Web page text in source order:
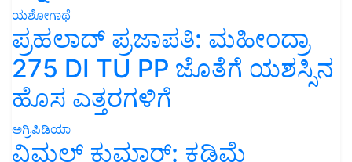
ಯಶೋಗಾಥೆ
ಪ್ರಹಲಾದ್ ಪ್ರಜಾಪತಿ: ಮಹೀಂದ್ರಾ
275 DI TU PP ಜೊತೆಗೆ ಯಶಸ್ಸಿನ
ಹೊಸ ಎತ್ತರಗಳಿಗೆ
ಅಗ್ರಿಪಿಡಿಯಾ
ವಿಮಲ್ ಕುಮಾರ್: ಕಡಿಮೆ